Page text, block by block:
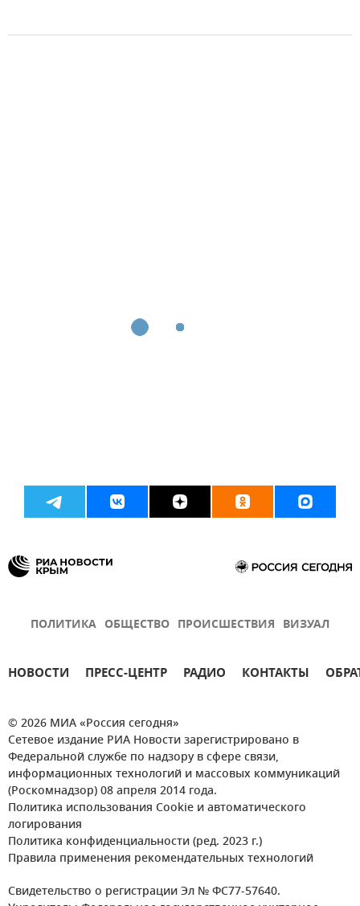
ПОЛИТИКА ОБЩЕСТВО ПРОИСШЕСТВИЯ ВИЗУАЛ
НОВОСТИ ПРЕСС-ЦЕНТР РАДИО КОНТАКТЫ
© 2026 МИА «Россия сегодня»
Сетевое издание РИА Новости зарегистрировано в
Федеральной службе по надзору в сфере связи,
информационных технологий и массовых коммуникаций
(Роскомнадзор) 08 апреля 2014 года.
Политика использования Cookie и автоматического
логирования
Политика конфиденциальности (ред. 2023 г.)
Правила применения рекомендательных технологий
Свидетельство о регистрации Эл № ФС77-57640.